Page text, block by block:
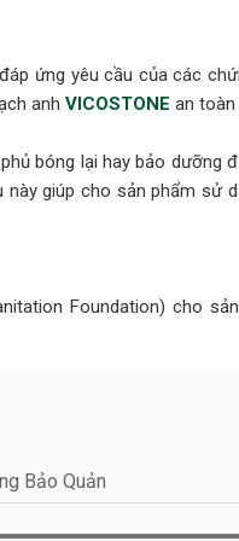
ứng yêu cầu của các
anh VICOSTONE an
bóng lại hay bảo dưỡng
giúp cho sản phẩm sử
Foundation) cho
tiêu chuẩn khí thải trong
được các yêu cầu khắt
Bảo Quản